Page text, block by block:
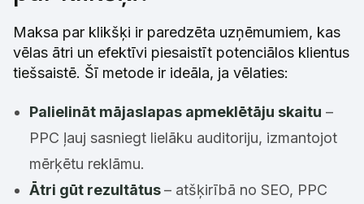
Maksa par klikšķi ir paredzēta uzņēmumiem, kas
vēlas ātri un efektīvi piesaistīt potenciālos klientus
tiešsaistē. Šī metode ir ideāla, ja vēlaties:
Palielināt mājaslapas apmeklētāju skaitu –
PPC ļauj sasniegt lielāku auditoriju, izmantojot
mērķētu reklāmu.
Ātri gūt rezultātus– atšķirībā no SEO, PPC